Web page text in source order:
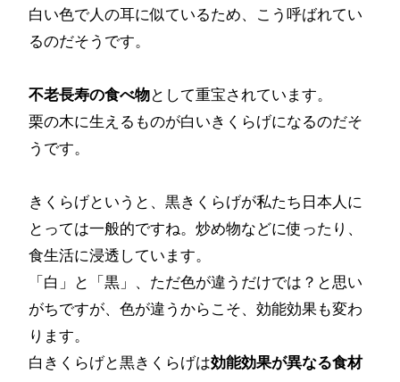
白い色で人の耳に似ているため、こう呼ばれてい
るのだそうです。
不老長寿の食べ物として重宝されています。
栗の木に生えるものが白いきくらげになるのだそ
うです。
きくらげというと、黒きくらげが私たち日本人に
とっては一般的ですね。炒め物などに使ったり、
食生活に浸透しています。
「白」と「黒」、ただ色が違うだけでは？と思い
がちですが、色が違うからこそ、効能効果も変わ
ります。
白きくらげと黒きくらげは効能効果が異なる食材